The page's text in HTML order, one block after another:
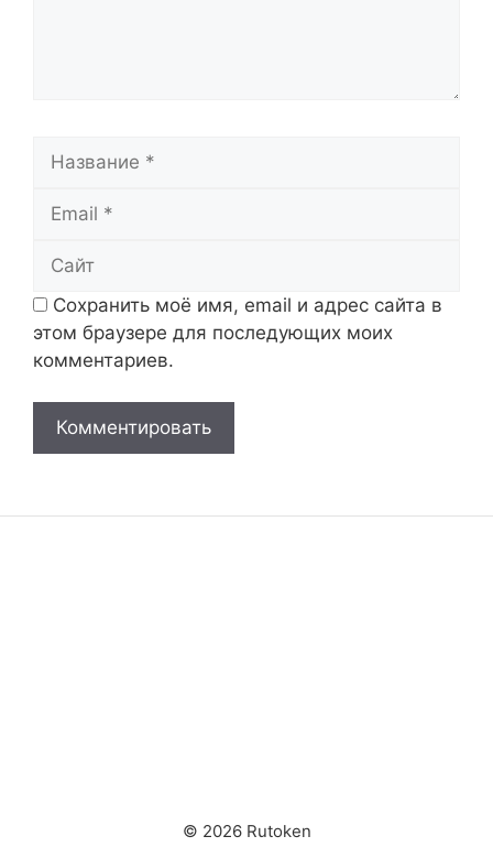
Сохранить моё имя, email и адрес сайта в
этом браузере для последующих моих
комментариев.
© 2026 Rutoken